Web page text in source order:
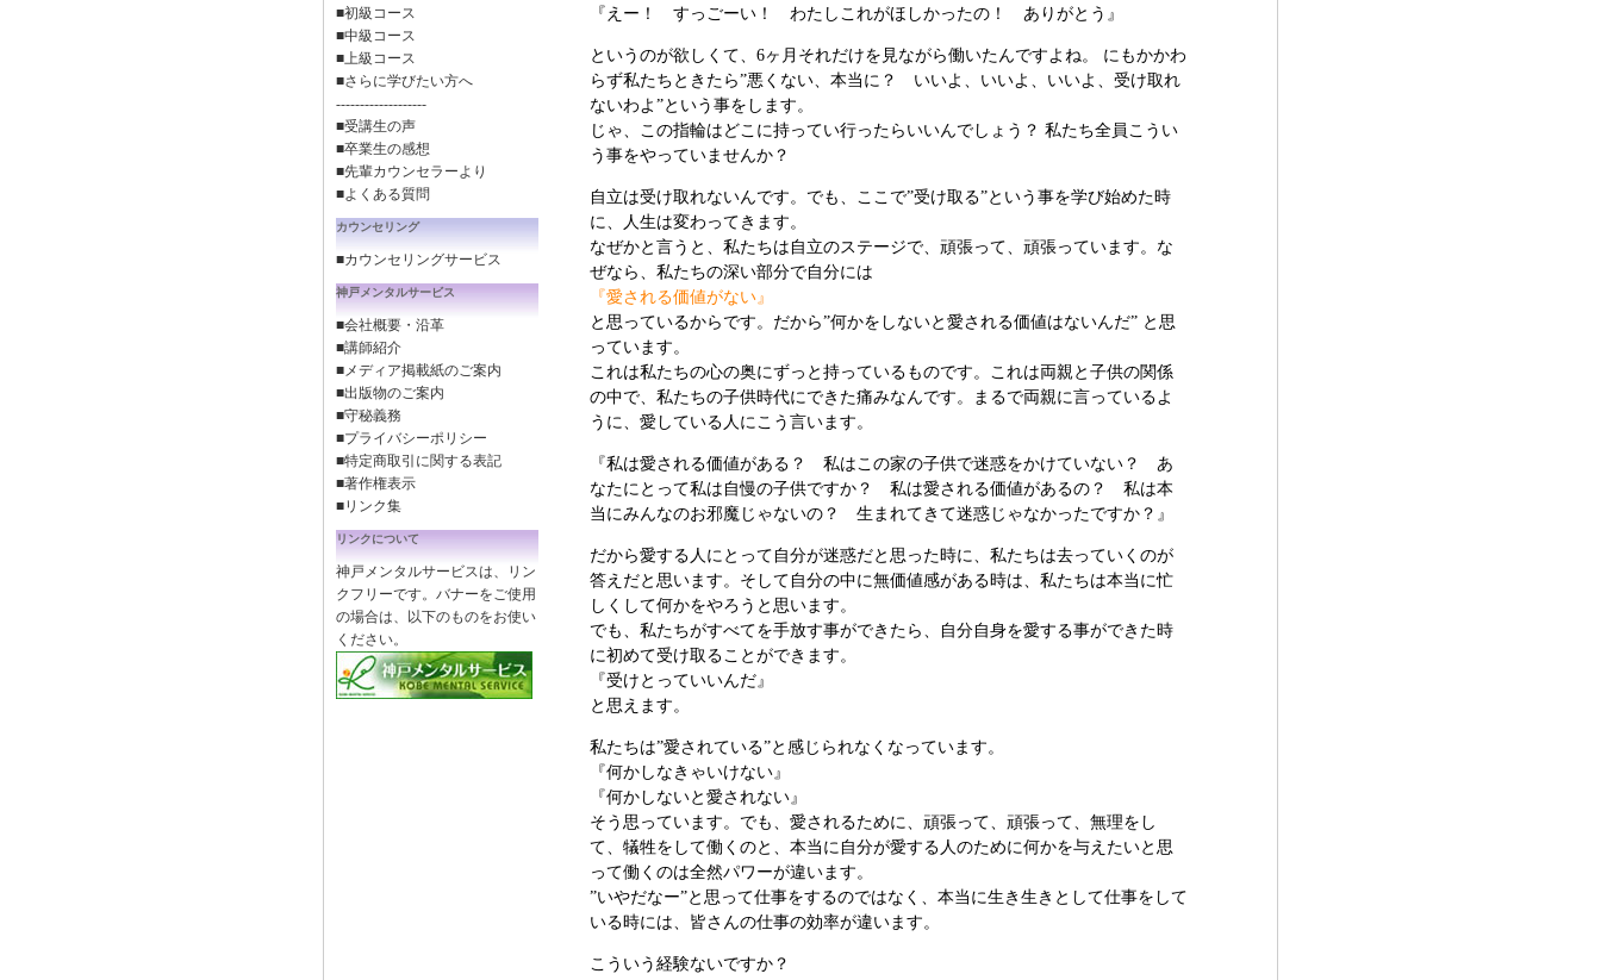
■初級コース
■中級コース
■上級コース
■さらに学びたい方へ
-------------------
■受講生の声
■卒業生の感想
■先輩カウンセラーより
■よくある質問
カウンセリング
■カウンセリングサービス
神戸メンタルサービス
■会社概要・沿革
■講師紹介
■メディア掲載紙のご案内
■出版物のご案内
■守秘義務
■プライバシーポリシー
■特定商取引に関する表記
■著作権表示
■リンク集
リンクについて
神戸メンタルサービスは、リン
クフリーです。バナーをご使用
の場合は、以下のものをお使い
ください。
『えー！ すっごーい！ わたしこれがほしかったの！ ありがとう』
というのが欲しくて、6ヶ月それだけを見ながら働いたんですよね。 にもかかわ
らず私たちときたら”悪くない、本当に？ いいよ、いいよ、いいよ、受け取れ
ないわよ”という事をします。
じゃ、この指輪はどこに持ってい行ったらいいんでしょう？ 私たち全員こうい
う事をやっていませんか？
自立は受け取れないんです。でも、ここで”受け取る”という事を学び始めた時
に、人生は変わってきます。
なぜかと言うと、私たちは自立のステージで、頑張って、頑張っています。な
ぜなら、私たちの深い部分で自分には
『愛される価値がない』
と思っているからです。だから”何かをしないと愛される価値はないんだ” と思
っています。
これは私たちの心の奥にずっと持っているものです。これは両親と子供の関係
の中で、私たちの子供時代にできた痛みなんです。まるで両親に言っているよ
うに、愛している人にこう言います。
『私は愛される価値がある？ 私はこの家の子供で迷惑をかけていない？ あ
なたにとって私は自慢の子供ですか？ 私は愛される価値があるの？ 私は本
当にみんなのお邪魔じゃないの？ 生まれてきて迷惑じゃなかったですか？』
だから愛する人にとって自分が迷惑だと思った時に、私たちは去っていくのが
答えだと思います。そして自分の中に無価値感がある時は、私たちは本当に忙
しくして何かをやろうと思います。
でも、私たちがすべてを手放す事ができたら、自分自身を愛する事ができた時
に初めて受け取ることができます。
『受けとっていいんだ』
と思えます。
私たちは”愛されている”と感じられなくなっています。
『何かしなきゃいけない』
『何かしないと愛されない』
そう思っています。でも、愛されるために、頑張って、頑張って、無理をし
て、犠牲をして働くのと、本当に自分が愛する人のために何かを与えたいと思
って働くのは全然パワーが違います。
”いやだなー”と思って仕事をするのではなく、本当に生き生きとして仕事をして
いる時には、皆さんの仕事の効率が違います。
こういう経験ないですか？